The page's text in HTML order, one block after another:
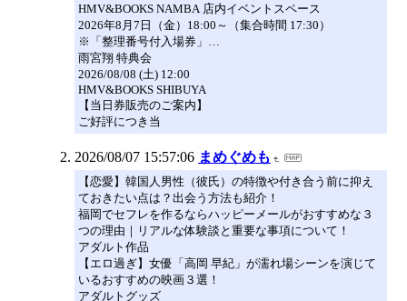
HMV&BOOKS NAMBA 店内イベントスペース
2026年8月7日（金）18:00～（集合時間 17:30）
※「整理番号付入場券」…
雨宮翔 特典会
2026/08/08 (土) 12:00
HMV&BOOKS SHIBUYA
【当日券販売のご案内】
ご好評につき当
2026/08/07 15:57:06 まめぐめも
【恋愛】韓国人男性（彼氏）の特徴や付き合う前に抑え
ておきたい点は？出会う方法も紹介！
福岡でセフレを作るならハッピーメールがおすすめな３
つの理由｜リアルな体験談と重要な事項について！
アダルト作品
【エロ過ぎ】女優「高岡 早紀」が濡れ場シーンを演じて
いるおすすめの映画３選！
アダルトグッズ